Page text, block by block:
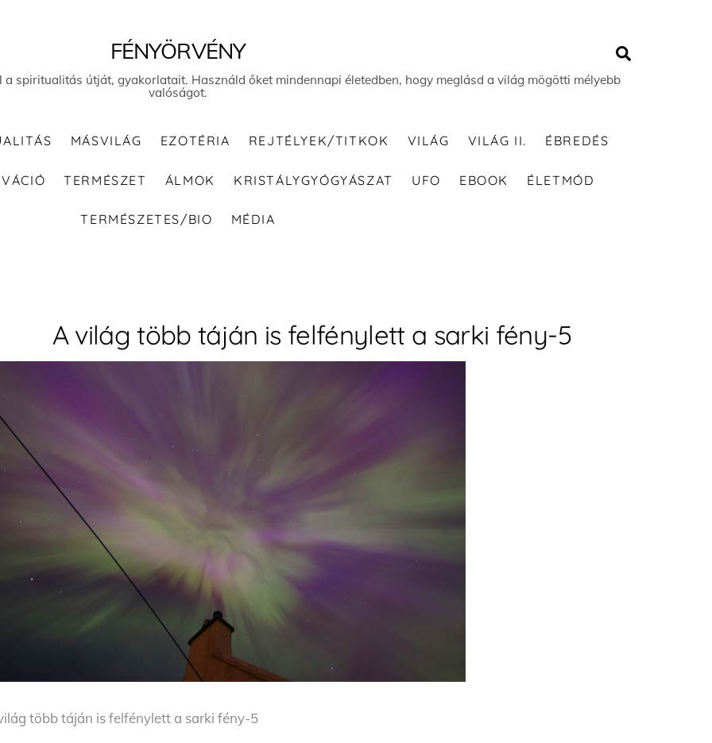
FÉNYÖRVÉNY
a spiritualitás útját, gyakorlatait. Használd őket mindennapi életedben, hogy meglásd a világ mögötti mélyebb
valóságot.
MÁSVILÁG EZOTÉRIA REJTÉLYEK/TITKOK VILÁG VILÁG II. ÉBREDÉS
TERMÉSZET ÁLMOK KRISTÁLYGYÓGYÁSZAT UFO EBOOK ÉLETMÓD
TERMÉSZETES/BIO MÉDIA
A világ több táján is felfénylett a sarki fény-5
több táján is felfénylett a sarki fény-5